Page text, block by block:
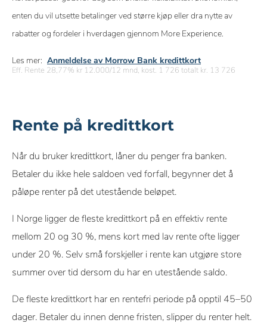
enten du vil utsette betalinger ved større kjøp eller dra nytte av
rabatter og fordeler i hverdagen gjennom More Experience.
Les mer: Anmeldelse av Morrow Bank kredittkort
Eff. Rente 28,77% kr 12.000/12 mnd, kost. 1 726 totalt kr. 13 726
Rente på kredittkort
Når du bruker kredittkort, låner du penger fra banken.
Betaler du ikke hele saldoen ved forfall, begynner det å
påløpe renter på det utestående beløpet.
I Norge ligger de fleste kredittkort på en effektiv rente
mellom 20 og 30 %, mens kort med lav rente ofte ligger
under 20 %. Selv små forskjeller i rente kan utgjøre store
summer over tid dersom du har en utestående saldo.
De fleste kredittkort har en rentefri periode på opptil 45–50
dager. Betaler du innen denne fristen, slipper du renter helt.